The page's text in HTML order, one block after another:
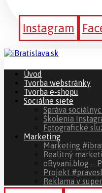
Instagram
Úvod
Tvorba webstránky
Tvorba e-shopu
Sociálne siete
Správa
Školenia
Fotografické
Marketing
Marketing
Realitný
oByvani.blog –
Projekt
Reklama v